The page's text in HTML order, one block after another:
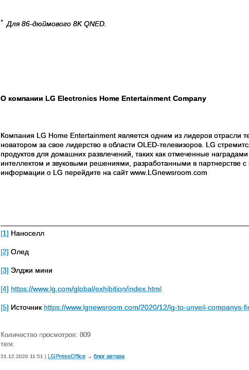
* Для 86-дюймового 8K QNED.
О компании LG Electronics Home Entertainment Company
Компания LG Home Entertainment является одним из лидеров отрасли
новатором за свое лидерство в области OLED-телевизоров. LG
продуктов для домашних развлечений, таких как отмеченные наградами
интеллектом и звуковыми решениями, разработанными в партнерстве с
информации о LG перейдите на сайтwww.LGnewsroom.com
[1] Наноселл
[2] Олед
[3] Элджи мини
[4] https://www.lg.com/global/exhibition/index.html
[5] Источник https://www.lgnewsroom.com/2020/12/lg-to-unveil-
Количество просмотров: 809
теги:
31.12.2020 11:51 | LGPressOffice → блог автора